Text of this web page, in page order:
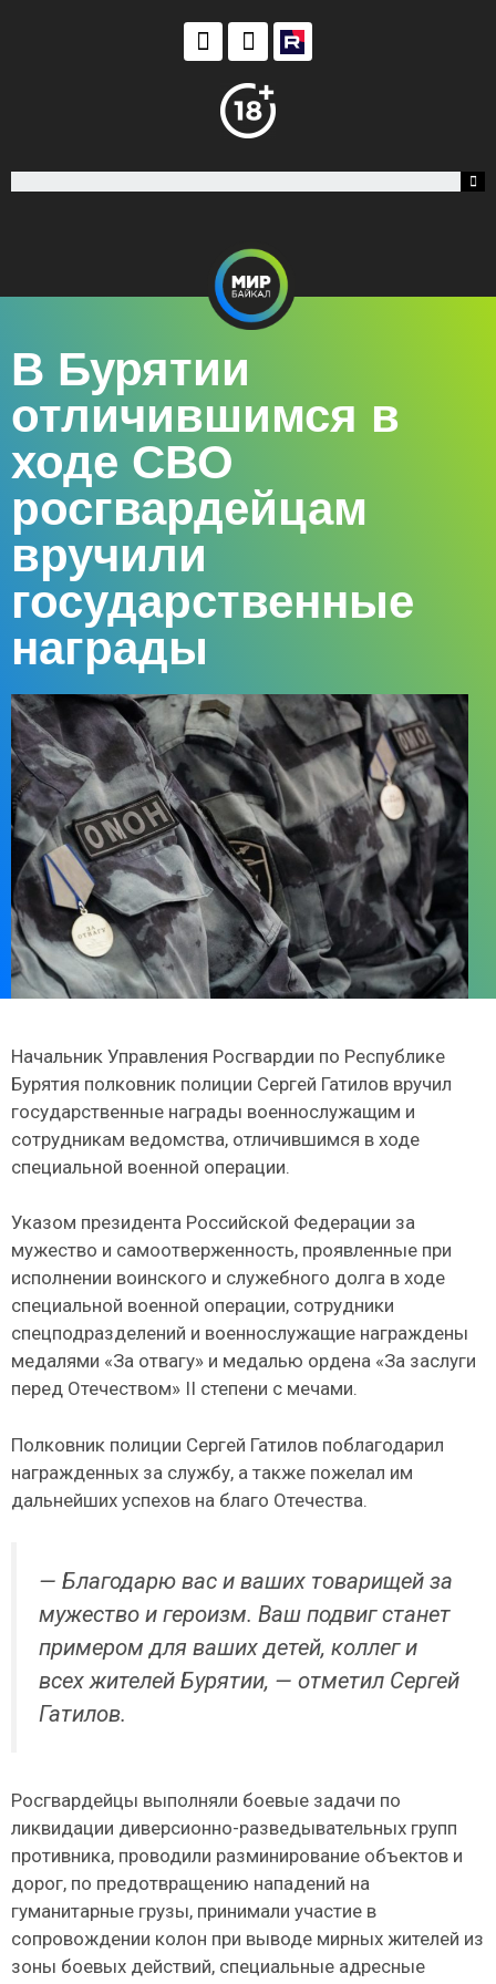
В Бурятии
отличившимся в
ходе СВО
росгвардейцам
вручили
государственные
награды
Начальник Управления Росгвардии по Республике
Бурятия полковник полиции Сергей Гатилов вручил
государственные награды военнослужащим и
сотрудникам ведомства, отличившимся в ходе
специальной военной операции.
Указом президента Российской Федерации за
мужество и самоотверженность, проявленные при
исполнении воинского и служебного долга в ходе
специальной военной операции, сотрудники
спецподразделений и военнослужащие награждены
медалями «За отвагу» и медалью ордена «За заслуги
перед Отечеством» II степени с мечами.
Полковник полиции Сергей Гатилов поблагодарил
награжденных за службу, а также пожелал им
дальнейших успехов на благо Отечества.
— Благодарю вас и ваших товарищей за
мужество и героизм. Ваш подвиг станет
примером для ваших детей, коллег и
всех жителей Бурятии, — отметил Сергей
Гатилов.
Росгвардейцы выполняли боевые задачи по
ликвидации диверсионно-разведывательных групп
противника, проводили разминирование объектов и
дорог, по предотвращению нападений на
гуманитарные грузы, принимали участие в
сопровождении колон при выводе мирных жителей из
зоны боевых действий, специальные адресные